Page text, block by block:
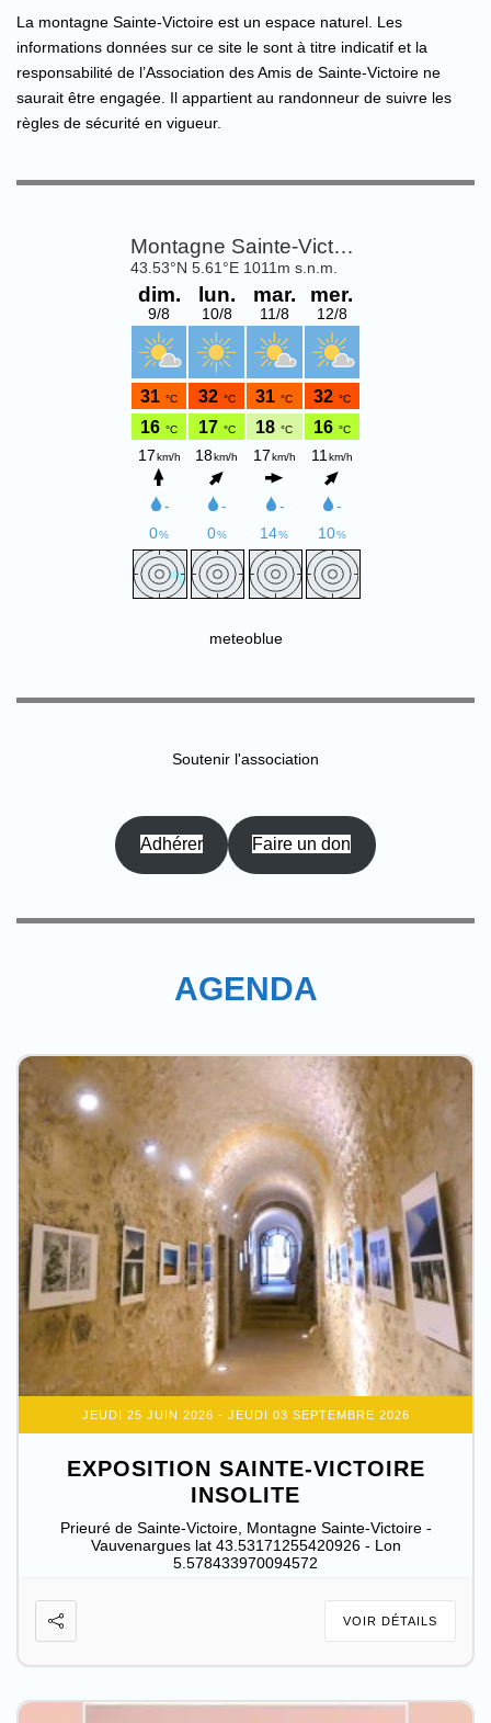
La montagne Sainte-Victoire est un espace naturel. Les
informations données sur ce site le sont à titre indicatif et la
responsabilité de l’Association des Amis de Sainte-Victoire ne
saurait être engagée. Il appartient au randonneur de suivre les
règles de sécurité en vigueur.
meteoblue
Soutenir l'association
Adhérer Faire un don
AGENDA
JEUDI 25 JUIN 2026 - JEUDI 03 SEPTEMBRE 2026
EXPOSITION SAINTE-VICTOIRE
INSOLITE
Prieuré de Sainte-Victoire, Montagne Sainte-Victoire -
Vauvenargues lat 43.53171255420926 - Lon
5.578433970094572
VOIR DÉTAILS